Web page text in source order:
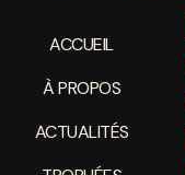
ACCUEIL
À PROPOS
ACTUALITÉS